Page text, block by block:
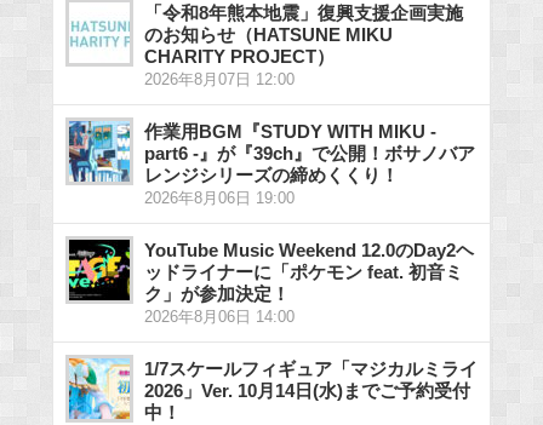
「令和8年熊本地震」復興支援企画実施
のお知らせ（HATSUNE MIKU
CHARITY PROJECT）
2026年8月07日 12:00
作業用BGM『STUDY WITH MIKU -
part6 -』が『39ch』で公開！ボサノバア
レンジシリーズの締めくくり！
2026年8月06日 19:00
YouTube Music Weekend 12.0のDay2ヘ
ッドライナーに「ポケモン feat. 初音ミ
ク」が参加決定！
2026年8月06日 14:00
1/7スケールフィギュア「マジカルミライ
2026」Ver. 10月14日(水)までご予約受付
中！